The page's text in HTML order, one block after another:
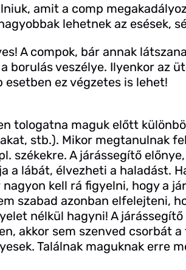
amit a comp
lehetnek az esések,
A compok, bár annak
borulás veszélye. Ilyenkor az
ez végzetes is lehet!
tologatna maguk előtt
stb.). Mikor megtanulnak
székekre. A járássegítő
a lábát, élvezheti a haladást.
kell rá figyelni, hogy a
szabad azonban elfelejteni,
nélkül hagyni! A járássegítő
akkor sem szenved csorbát a
Találnak maguknak erre